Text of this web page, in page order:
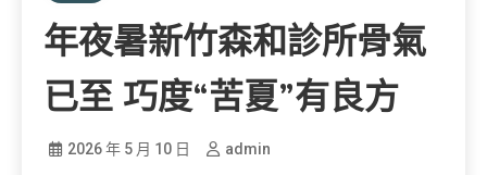
年夜暑新竹森和診所骨氣
已至 巧度“苦夏”有良方
2026 年 5 月 10 日 admin